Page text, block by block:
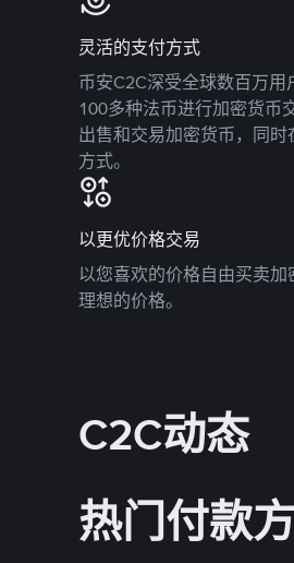
灵活的支付方式
币安C2C深受全球数百万
100多种法币进行加密货币
出售和交易加密货币，同
方式。
以更优价格交易
以您喜欢的价格自由买卖
理想的价格。
C2C动态
热门付款